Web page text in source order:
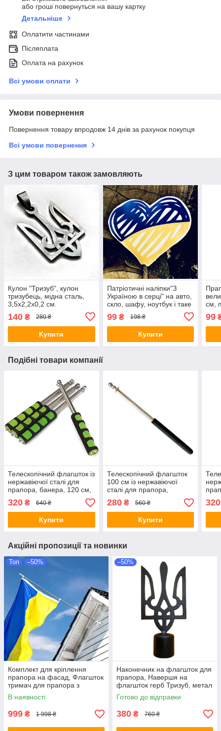
або гроші повернуться на вашу картку
Детальніше
Оплатити частинами
Післяплата
Оплата на рахунок
Всі умови оплати
Умови повернення
Повернення товару впродовж 14 днів за рахунок покупця
Всі умови повернення
З цим товаром також замовляють
Кулон "Тризуб", кулон
тризубець, мідна сталь,
3,5х2,2х0,2 см.
140 ₴ 280 ₴
Купити
Патріотичні наліпки"З
Україною в серці" на авто,
скло, шафу, ноутбук і таке
інше, 15х12 см.(можливі
індивідуальні розміри)
99₴ 198 ₴
Купити
см,
99
Подібні товари компанії
Телескопічний флагшток із
нержавіючої сталі для
прапора, банера, 120 см,
зелений, Флагшток
телескопічний
320 ₴ 640 ₴
Купити
Телескопічний флагшток
100 см із нержавіючої
сталі для прапора,
банера, 1 метр, Флагшток
телескопічний
280₴ 560 ₴
Купити
320
Акційні пропозиції та новинки
Топ –50%
Комплект для кріплення
прапора на фасад, Флагшток
тримач для прапора з
кріпленням, кронштейн
настінний під прапор,
телескопічний н
В наявності
999 ₴ 1 998 ₴
–50%
Наконечник на флагшток для
прапора, Навершя на
флагшток герб Тризуб, метал
3 мм, чорний
Готово до відправки
380 ₴ 760 ₴